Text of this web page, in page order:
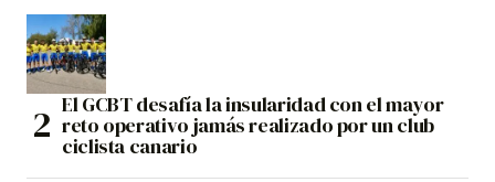
El GCBT desafía la insularidad con el mayor
reto operativo jamás realizado por un club
ciclista canario